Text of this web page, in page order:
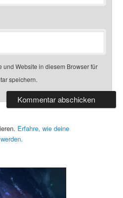
und Website in diesem Browser für
speichern.
Erfahre, wie deine